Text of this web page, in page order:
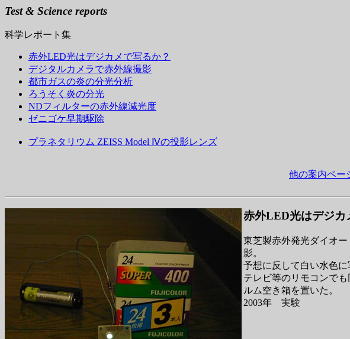
Test & Science reports
科学レポート集
赤外LED光はデジカメで写るか？
デジタルカメラで赤外線撮影
都市ガスの炎の分光分析
ろうそく炎の分光
NDフィルターの赤外線減光度
ゼニゴケ早期駆除
プラネタリウム ZEISS Model Ⅳの投影レンズ
他の案内ペー
赤外LED光はデジカ
東芝製赤外発光ダイオ
影。
予想に反して白い水色
テレビ等のリモコンで
ルム空き箱を置いた。
2003年 実験